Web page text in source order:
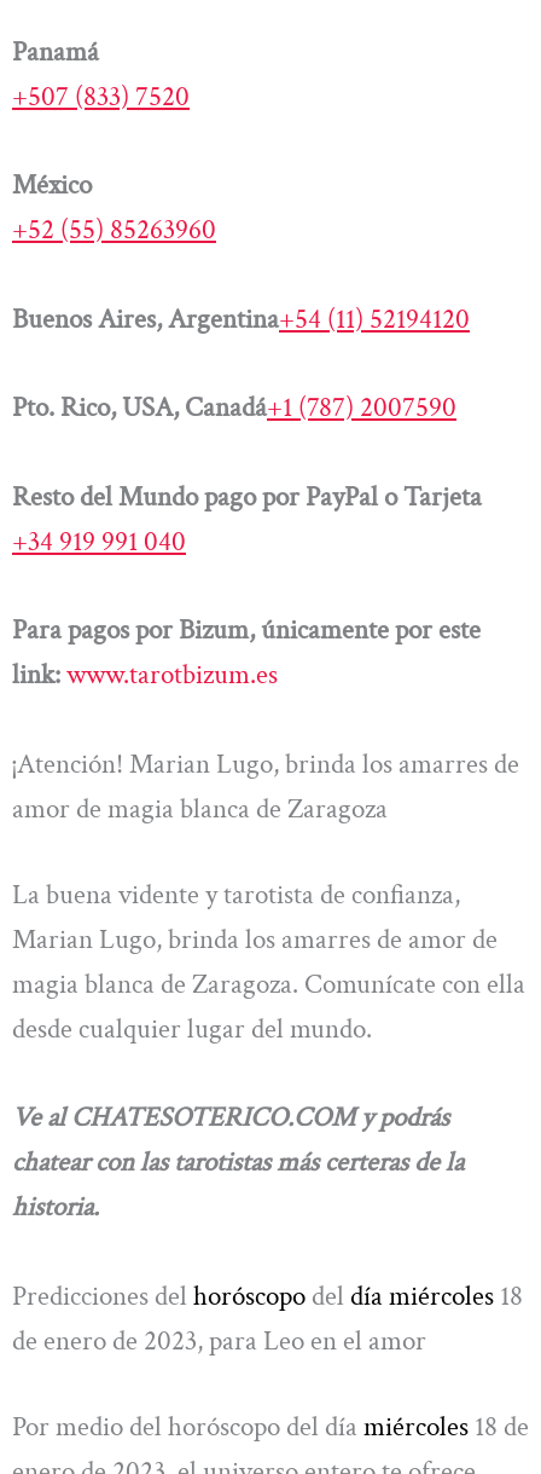
Panamá
+507 (833) 7520
México
+52 (55) 85263960
Buenos Aires, Argentina+54 (11) 52194120
Pto. Rico, USA, Canadá+1 (787) 2007590
Resto del Mundo pago por PayPal o Tarjeta
+34 919 991 040
Para pagos por Bizum, únicamente por este
link:www.tarotbizum.es
¡Atención! Marian Lugo, brinda los amarres de
amor de magia blanca de Zaragoza
La buena vidente y tarotista de confianza,
Marian Lugo, brinda los amarres de amor de
magia blanca de Zaragoza. Comunícate con ella
desde cualquier lugar del mundo.
Ve al CHATESOTERICO.COM y podrás
chatear con las tarotistas más certeras de la
historia.
Predicciones del horóscopo del día miércoles 18
de enero de 2023, para Leo en el amor
Por medio del horóscopo del día miércoles 18 de